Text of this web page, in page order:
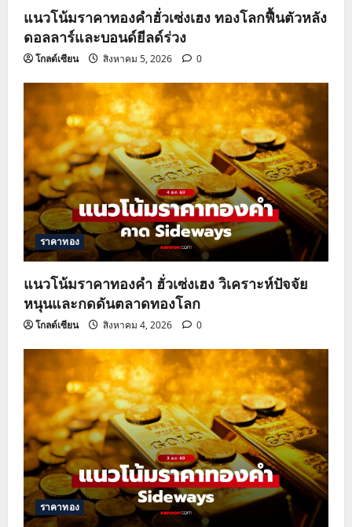
แนวโน้มราคาทองคำฮั่วเซ่งเฮง ทองโลกฟื้นตัวหลัง
ดอลลาร์และบอนด์ยีลด์ร่วง
โกลด์เซียน สิงหาคม 5, 2026 0
ราคาทอง
แนวโน้มราคาทองคำ ฮั่วเซ่งเฮง วิเคราะห์ปัจจัย
หนุนและกดดันตลาดทองโลก
โกลด์เซียน สิงหาคม 4, 2026 0
ราคาทอง